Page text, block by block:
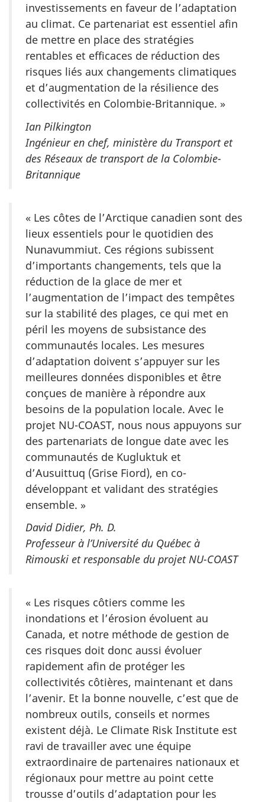
investissements en faveur de l’adaptation
au climat. Ce partenariat est essentiel afin
de mettre en place des stratégies
rentables et efficaces de réduction des
risques liés aux changements climatiques
et d’augmentation de la résilience des
collectivités en Colombie-Britannique. »
Ian Pilkington
Ingénieur en chef, ministère du Transport et
des Réseaux de transport de la Colombie-
Britannique
« Les côtes de l’Arctique canadien sont des
lieux essentiels pour le quotidien des
Nunavummiut. Ces régions subissent
d’importants changements, tels que la
réduction de la glace de mer et
l’augmentation de l’impact des tempêtes
sur la stabilité des plages, ce qui met en
péril les moyens de subsistance des
communautés locales. Les mesures
d’adaptation doivent s’appuyer sur les
meilleures données disponibles et être
conçues de manière à répondre aux
besoins de la population locale. Avec le
projet NU-COAST, nous nous appuyons sur
des partenariats de longue date avec les
communautés de Kugluktuk et
d’Ausuittuq (Grise Fiord), en co-
développant et validant des stratégies
ensemble. »
David Didier, Ph. D.
Professeur à l’Université du Québec à
Rimouski et responsable du projet NU-COAST
« Les risques côtiers comme les
inondations et l’érosion évoluent au
Canada, et notre méthode de gestion de
ces risques doit donc aussi évoluer
rapidement afin de protéger les
collectivités côtières, maintenant et dans
l’avenir. Et la bonne nouvelle, c’est que de
nombreux outils, conseils et normes
existent déjà. Le Climate Risk Institute est
ravi de travailler avec une équipe
extraordinaire de partenaires nationaux et
régionaux pour mettre au point cette
trousse d’outils d’adaptation pour les